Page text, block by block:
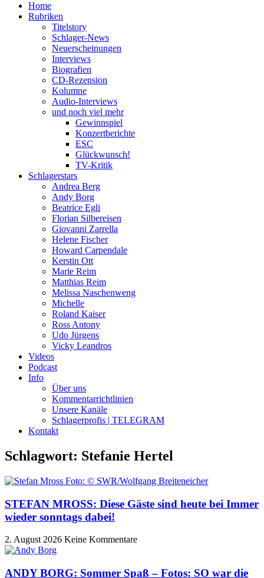
Home
Rubriken
Titelstory
Schlager-News
Neuerscheinungen
Interviews
Biografien
CD-Rezension
Kolumne
Audio-Interviews
und noch viel mehr
Gewinnspiel
Konzertberichte
ESC
Glückwunsch!
TV-Kritik
Schlagerstars
Andrea Berg
Andy Borg
Beatrice Egli
Florian Silbereisen
Giovanni Zarrella
Helene Fischer
Howard Carpendale
Kerstin Ott
Marie Reim
Matthias Reim
Melissa Naschenweng
Michelle
Roland Kaiser
Ross Antony
Udo Jürgens
Vicky Leandros
Videos
Podcast
Info
Über uns
Kommentarrichtlinien
Unsere Kanäle
Schlagerprofis | TELEGRAM
Kontakt
Schlagwort: Stefanie Hertel
STEFAN MROSS: Diese Gäste sind heute bei Immer
wieder sonntags dabei!
2. August 2026 Keine Kommentare
ANDY BORG: Sommer Spaß – Fotos: SO war die